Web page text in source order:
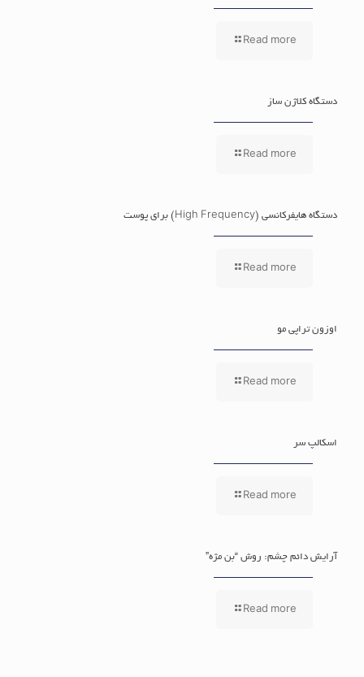
Read more
دستگاه کلاژن ساز
Read more
دستگاه هایفرکانسی (High Frequency) برای پوست
Read more
اوزون تراپی مو
Read more
اسکالپ سر
Read more
آرایش دائم چشم: روش “بن مژه”
Read more